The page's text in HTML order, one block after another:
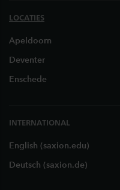
LOCATIES
Apeldoorn
Deventer
Enschede
INTERNATIONAL
English (saxion.edu)
Deutsch (saxion.de)